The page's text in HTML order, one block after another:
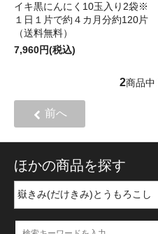
イキ黒にんにく10玉入り2袋※
１日１片で約４カ月分約120片
（送料無料）
7,960円(税込)
2商品中
前へ
ほかの商品を探す